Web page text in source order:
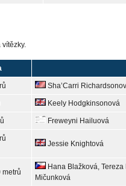
Sha’Carri
Keely Hodgkinsonová
Freweyni Hailuová
Jessie Knightová
metrů
Hana Blažková,
Mičunková